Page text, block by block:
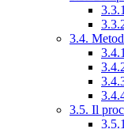
3.4.
3.5. Il